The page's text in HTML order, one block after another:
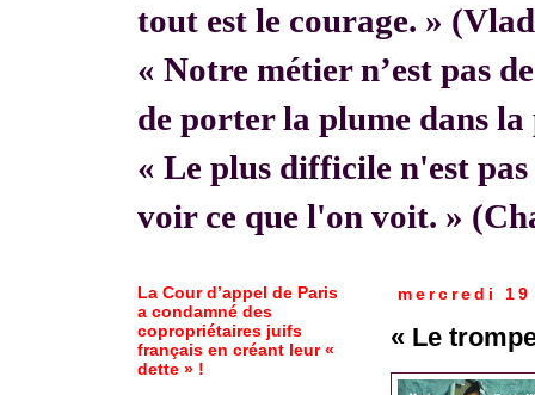
tout est le courage. »
« Notre métier n’est pas
de porter la plume dans
« Le plus difficile n'est
voir ce que l'on voit. »
mercredi
« Le
La Cour d’appel de Paris
a condamné des
copropriétaires juifs
français en créant leur «
dette » !